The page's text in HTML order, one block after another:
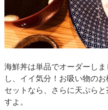
海鮮丼は単品でオーダーし
し、イイ気分！お吸い物の
セットなら、さらに天ぷら
すよ。